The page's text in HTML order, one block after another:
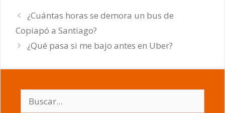
¿Cuántas horas se demora un bus de
Copiapó a Santiago?
¿Qué pasa si me bajo antes en Uber?